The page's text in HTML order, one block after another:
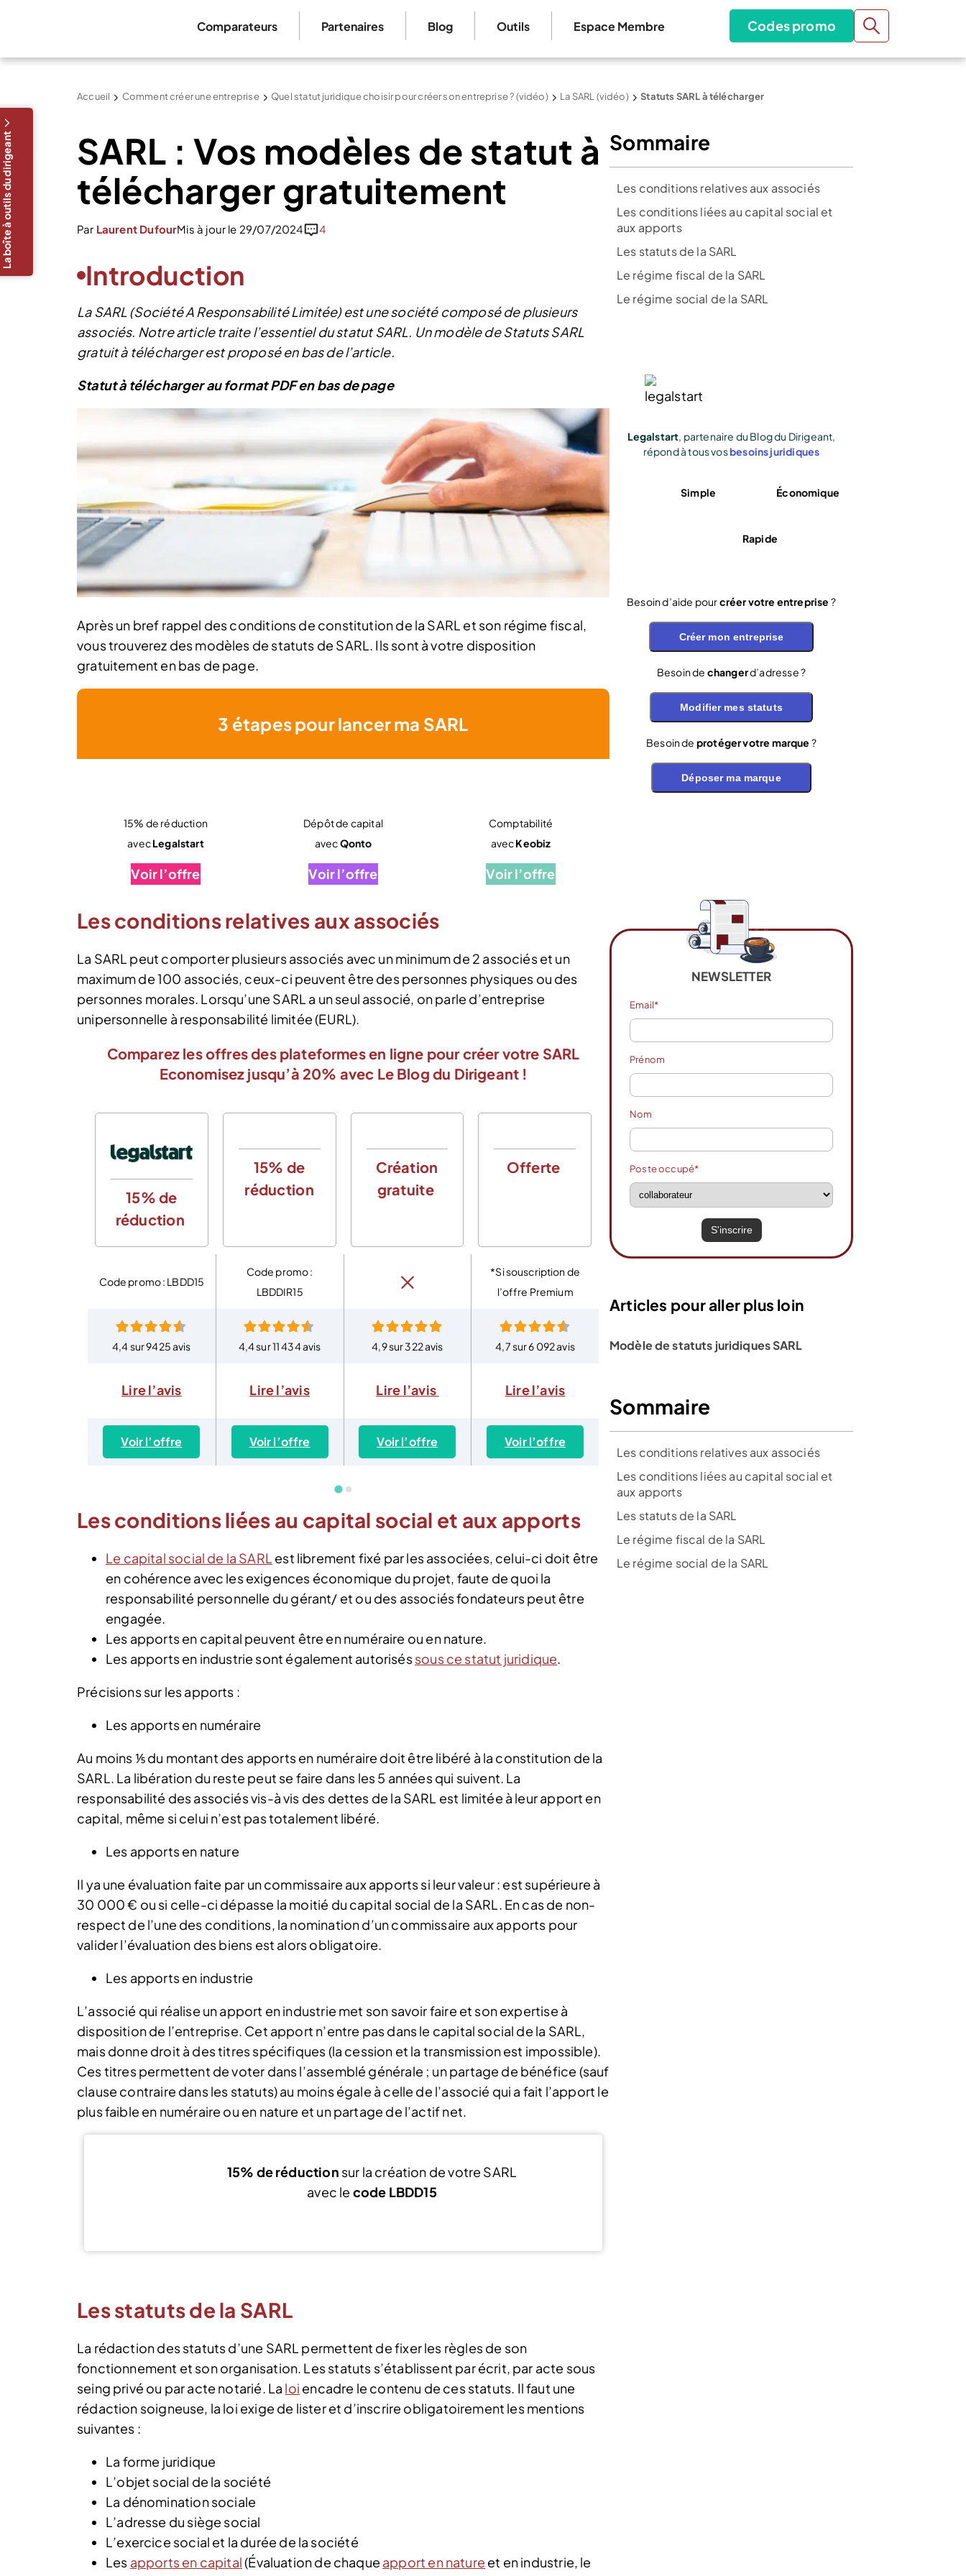
Comparateurs Partenaires Blog Outils Espace Membre Codes promo
Accueil Comment créer une entreprise Quel statut juridique choisir pour créer son entreprise ? (vidéo) La SARL (vidéo) Statuts SARL à télécharger
SARL : Vos modèles de statut à
télécharger gratuitement
Par Laurent DufourMis à jour le 29/07/2024 4
Introduction
La SARL (Société A Responsabilité Limitée) est une société composé de plusieurs
associés. Notre article traite l’essentiel du statut SARL. Un modèle de Statuts SARL
gratuit à télécharger est proposé en bas de l’article.
Statut à télécharger au format PDF en bas de page
La boîte à outils du dirigeant
Après un bref rappel des conditions de constitution de la SARL et son régime fiscal,
vous trouverez des modèles de statuts de SARL. Ils sont à votre disposition
gratuitement en bas de page.
3 étapes pour lancer ma SARL
15% de réduction
avecLegalstart
Voir l’offre
Dépôt de capital
avecQonto
Voir l’offre
Comptabilité
avecKeobiz
Voir l’offre
Les conditions relatives aux associés
La SARL peut comporter plusieurs associés avec un minimum de 2 associés et un
maximum de 100 associés, ceux-ci peuvent être des personnes physiques ou des
personnes morales. Lorsqu’une SARL a un seul associé, on parle d’entreprise
unipersonnelle à responsabilité limitée (EURL).
Comparez les offres des plateformes en ligne pour créer votre SARL
Economisez jusqu’à 20% avec Le Blog du Dirigeant !
15% de
réduction
Code promo : LBDD15
4,4 sur 9425 avis
Lire l’avis
Voir l’offre
15% de
réduction
Code promo :
LBDDIR15
4,4 sur 11 434 avis
Lire l’avis
Voir l’offre
Création
gratuite
4,9 sur 322 avis
Lire l’avis
Voir l’offre
Offerte
*Si souscription de
l’offre Premium
4,7 sur 6 092 avis
Lire l’avis
Voir l’offre
Création
4,7 sur 451 avis
rédaction
réduction
4,8 sur 3526 avis
Les conditions liées au capital social et aux apports
Le capital social de la SARL est librement fixé par les associées, celui-ci doit être
en cohérence avec les exigences économique du projet, faute de quoi la
responsabilité personnelle du gérant/ et ou des associés fondateurs peut être
engagée.
Les apports en capital peuvent être en numéraire ou en nature.
Les apports en industrie sont également autoriséssous ce statut juridique.
Précisions sur les apports :
Les apports en numéraire
Au moins ⅕ du montant des apports en numéraire doit être libéré à la constitution de la
SARL. La libération du reste peut se faire dans les 5 années qui suivent. La
responsabilité des associés vis-à vis des dettes de la SARL est limitée à leur apport en
capital, même si celui n’est pas totalement libéré.
Les apports en nature
Il ya une évaluation faite par un commissaire aux apports si leur valeur : est supérieure à
30 000 € ou si celle-ci dépasse la moitié du capital social de la SARL. En cas de non-
respect de l’une des conditions, la nomination d’un commissaire aux apports pour
valider l’évaluation des biens est alors obligatoire.
Les apports en industrie
L’associé qui réalise un apport en industrie met son savoir faire et son expertise à
disposition de l’entreprise. Cet apport n’entre pas dans le capital social de la SARL,
mais donne droit à des titres spécifiques (la cession et la transmission est impossible).
Ces titres permettent de voter dans l’assemblé générale ; un partage de bénéfice (sauf
clause contraire dans les statuts) au moins égale à celle de l’associé qui a fait l’apport le
plus faible en numéraire ou en nature et un partage de l’actif net.
15% de réduction sur la création de votre SARL
avec le code LBDD15
Les statuts de la SARL
La rédaction des statuts d’une SARL permettent de fixer les règles de son
fonctionnement et son organisation. Les statuts s’établissent par écrit, par acte sous
seing privé ou par acte notarié. La loi encadre le contenu de ces statuts. Il faut une
rédaction soigneuse, la loi exige de lister et d’inscrire obligatoirement les mentions
suivantes :
La forme juridique
L’objet social de la société
La dénomination sociale
L’adresse du siège social
L’exercice social et la durée de la société
Les apports en capital(Évaluation de chaque apport en nature et en industrie, le
Sommaire
Les conditions relatives aux associés
Les conditions liées au capital social et
aux apports
Les statuts de la SARL
Le régime fiscal de la SARL
Le régime social de la SARL
Legalstart, partenaire du Blog du Dirigeant,
répond à tous vosbesoins juridiques
Simple Économique
Rapide
Besoin d’aide pourcréer votre entreprise ?
Créer mon entreprise
Besoin de changerd’adresse ?
Modifier mes statuts
Besoin de protéger votre marque ?
Déposer ma marque
NEWSLETTER
Email*
Prénom
Nom
Poste occupé*
Articles pour aller plus loin
Modèle de statuts juridiques SARL
Sommaire
Les conditions relatives aux associés
Les conditions liées au capital social et
aux apports
Les statuts de la SARL
Le régime fiscal de la SARL
Le régime social de la SARL